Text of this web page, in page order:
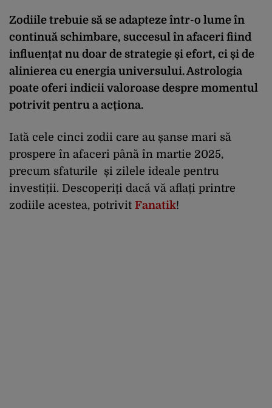
Zodiile trebuie să se adapteze într-o lume în
continuă schimbare, succesul în afaceri fiind
influențat nu doar de strategie și efort, ci și de
alinierea cu energia universului. Astrologia
poate oferi indicii valoroase despre momentul
potrivit pentru a acționa.
Iată cele cinci zodii care au șanse mari să
prospere în afaceri până în martie 2025,
precum sfaturile și zilele ideale pentru
investiții. Descoperiți dacă vă aflați printre
zodiile acestea, potrivit Fanatik!